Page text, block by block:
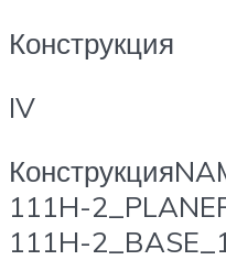
Конструкция
IV
111H-
111H-